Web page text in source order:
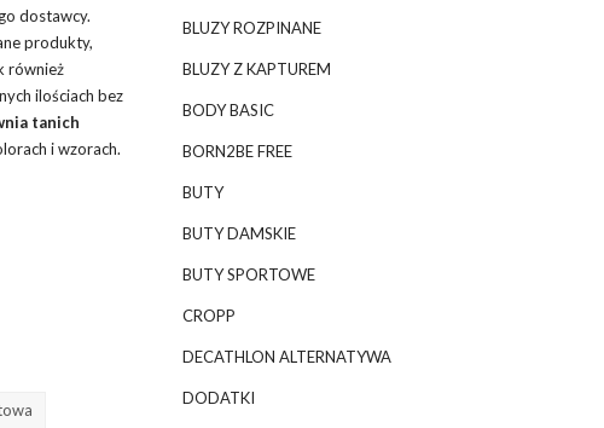
dostawcy.
produkty,
również
ilościach bez
tanich
i wzorach.
BLUZY ROZPINANE
BLUZY Z KAPTUREM
BODY BASIC
BORN2BE FREE
BUTY
BUTY DAMSKIE
BUTY SPORTOWE
CROPP
DECATHLON ALTERNATYWA
DODATKI